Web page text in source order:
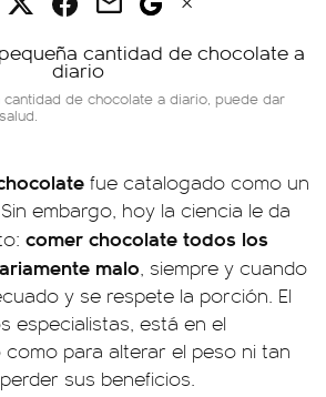
cantidad de chocolate a diario, puede dar
fue catalogado como un
embargo, hoy la ciencia le da
comer chocolate todos los
malo, siempre y cuando
y se respete la porción. El
especialistas, está en el
para alterar el peso ni tan
sus beneficios.